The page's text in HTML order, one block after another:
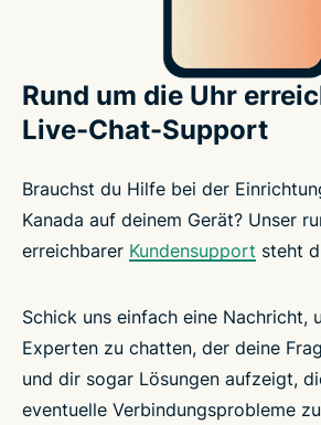
Rund um die Uhr
Live-Chat-Support
Brauchst du Hilfe bei der
Kanada auf deinem Gerät? Unser
erreichbarer Kundensupport steht
Schick uns einfach eine Nachricht,
Experten zu chatten, der deine
und dir sogar Lösungen aufzeigt,
eventuelle Verbindungsprobleme